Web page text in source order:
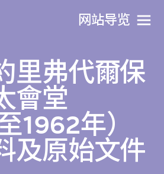
网站导览
里弗代爾保
會堂
1962年）
及原始文件